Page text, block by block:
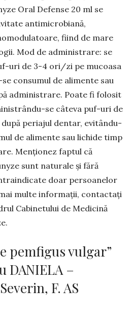
Oral Defense 20 ml se
antimicrobiană,
fiind de mare
Mod de administrare: se
uri de 3-4 ori/zi pe mucoasa
consumul de alimente sau
administrare. Poate fi folosit
se câteva puf-uri de
periajul dentar, evitându-
de alimente sau lichide timp
Menţionez faptul că
sunt naturale şi fără
doar persoanelor
multe informații, contactaţi
Cabinetului de Medicină
pemfigus vulgar”
DANIELA –
F. AS